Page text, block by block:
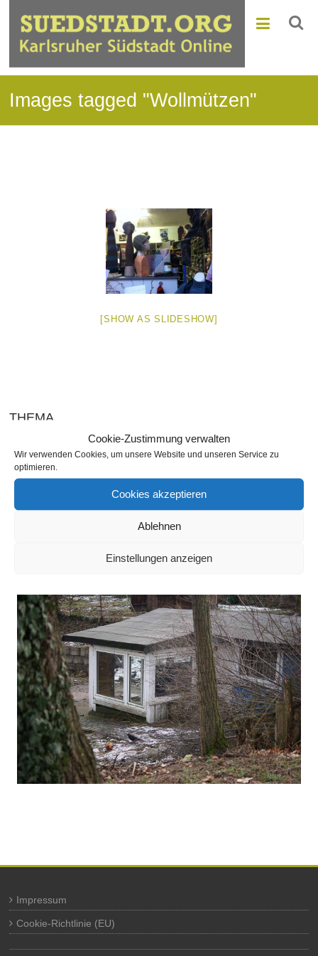
Cookie-Zustimmung verwalten
Wir verwenden Cookies, um unsere Website und unseren Service zu
optimieren.
Cookies akzeptieren
Ablehnen
Einstellungen anzeigen
Images tagged "Wollmützen"
[SHOW AS SLIDESHOW]
THEMA
SEITEN
Impressum
Cookie-Richtlinie (EU)